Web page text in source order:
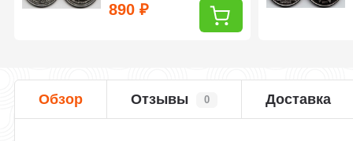
890₽
Обзор Отзывы 0 Доставка